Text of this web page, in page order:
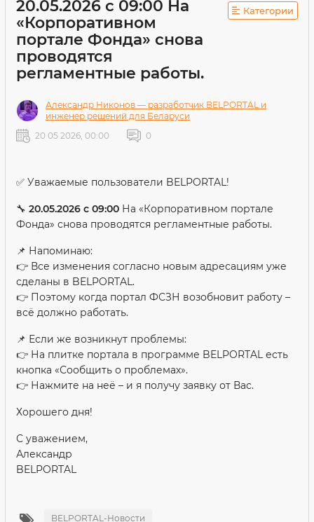
20.05.2026 с 09:00 На
«Корпоративном
портале Фонда» снова
проводятся
регламентные работы.
Категории
Александр Никонов — разработчик BELPORTAL и
инженер решений для Беларуси
20 05 2026, 00:00
0
✅ Уважаемые пользователи BELPORTAL!
🔧 20.05.2026 с 09:00 На «Корпоративном портале
Фонда» снова проводятся регламентные работы.
📌 Напоминаю:
👉 Все изменения согласно новым адресациям уже
сделаны в BELPORTAL.
👉 Поэтому когда портал ФСЗН возобновит работу –
всё должно работать.
📌 Если же возникнут проблемы:
👉 На плитке портала в программе BELPORTAL есть
кнопка «Сообщить о проблемах».
👉 Нажмите на неё – и я получу заявку от Вас.
Хорошего дня!
С уважением,
Александр
BELPORTAL
BELPORTAL-Новости